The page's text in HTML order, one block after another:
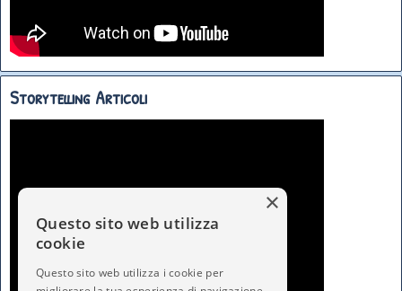
Storytelling Articoli
×
Questo sito web utilizza
cookie
Questo sito web utilizza i cookie per